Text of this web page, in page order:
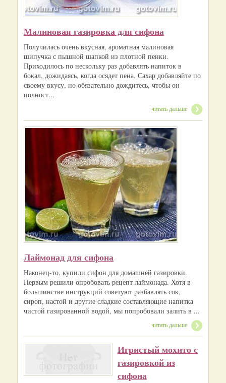
Малиновая газировка для сифона
Получилась очень вкусная, ароматная малиновая
шипучка с пышной шапкой из плотной пенки.
Приходилось по нескольку раз добавлять напиток в
бокал, дожидаясь, когда осядет пена. Сахар добавляйте по
своему вкусу, но обязательно дождитесь, чтобы он
полност...
читать дальше
Лаймонад для сифона
Наконец-то, купили сифон для домашней газировки.
Первым решили опробовать рецепт лаймонада. Хотя в
большинстве инструкций советуют разбавлять сок,
сироп, настой и другие сладкие составляющие напитка
чистой газированной водой, мы попробовали залить в ...
читать дальше
Игристый мохито с
газировкой из
сифона